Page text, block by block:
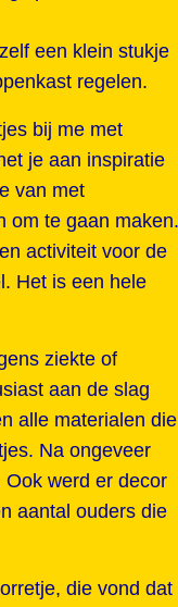
een klein stukje
regelen.
bij me met
je aan inspiratie
van met
om te gaan maken.
activiteit voor de
Het is een hele
ziekte of
aan de slag
alle materialen die
Na ongeveer
werd er decor
aantal ouders die
die vond dat